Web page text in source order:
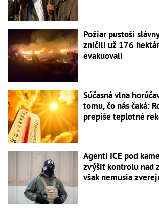
Požiar pustoší
zničili už 176
evakuovali
Súčasná vlna
tomu, čo nás čaká:
prepíše teplotné
Agenti ICE pod
zvýšiť kontrolu nad
však nemusia